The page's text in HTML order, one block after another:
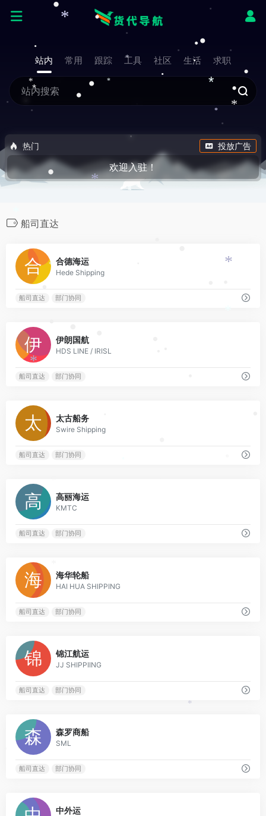
•
•
•
•
•
•
•
•
•
•
•
•
•
•
站内 常用 跟踪 工具 社区 生活 求职
热门 投放广告
欢迎入驻！
船司直达
合德海运
Hede Shipping
船司直达 部门协同
伊朗国航
HDS LINE / IRISL
船司直达 部门协同
太古船务
Swire Shipping
船司直达 部门协同
高丽海运
KMTC
船司直达 部门协同
海华轮船
HAI HUA SHIPPING
船司直达 部门协同
锦江航运
JJ SHIPPIING
船司直达 部门协同
森罗商船
SML
船司直达 部门协同
中外运
*
*
*
*
*
*
*
*
*
*
*
*
*